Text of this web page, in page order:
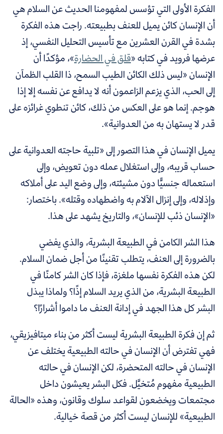
الفكرة الأولى التي تؤسس لمفهومنا الحديث عن السلام هي
أن الإنسان كائن يميل للعنف بطبيعته. راجت هذه الفكرة
بشدة في القرن العشرين مع تأسيس التحليل النفسي، إذ
عرضها فرويد في كتابه «قلق في الحضارة»، مؤكدًا أن
الإنسان «ليس ذلك الكائن الطيب السمح، ذا القلب الظمآن
إلى الحب، الذي يزعم الزاعمون أنه لا يدافع عن نفسه إلا إذا
هوجم. إنما هو على العكس من ذلك، كائن تنطوي غرائزه على
قدر لا يستهان به من العدوانية».
يميل الإنسان في هذا التصور إلى «تلبية حاجته العدوانية على
حساب قريبه، وإلى استغلال عمله دون تعويض، وإلى
استعماله جنسيًّا دون مشيئته، وإلى وضع اليد على أملاكه
وإذلاله، وإلى إنزال الآلام به واضطهاده وقتله». باختصار:
«الإنسان ذئب للإنسان»، والتاريخ يشهد على هذا.
هذا الشر الكامن في الطبيعة البشرية، والذي يفضي
بالضرورة إلى العنف، يتطلب تقنينًا من أجل ضمان السلام.
لكن هذه الفكرة نفسها ملغزة، فإذا كان الشر كامنًا في
الطبيعة البشرية، من الذي يريد السلام إذًا؟ ولماذا يبذل
البشر كل هذا الجهد في إدانة العنف ما داموا أشرارًا؟
ثم إن فكرة الطبيعة البشرية ليست أكثر من بناء ميتافيزيقي،
فهي تفترض أن الإنسان في حالته الطبيعية يختلف عن
الإنسان في حالته المتحضرة، لكن الإنسان في حالته
الطبيعية مفهوم مُتخيَّل. فكل البشر يعيشون داخل
مجتمعات ويخضعون لقواعد سلوك وقانون، وهذه «الحالة
الطبيعية» للإنسان ليست أكثر من قصة خيالية.